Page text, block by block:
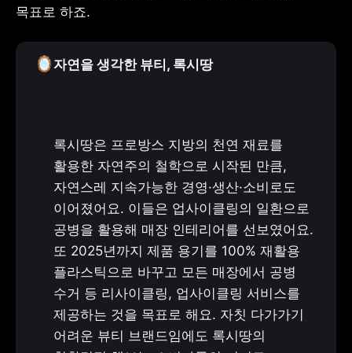
목표로 하죠.
🪞 자연을 생각한 뷰티, 록시땅
록시땅은 프로방스 지방의 천연 재료를
활용한 자연주의 철학으로 시작된 만큼,
자연스레 지속가능한 경영·생산·소비로도
이어졌어요. 이들은 업사이클링의 일환으로
공병을 활용해 매장 인테리어를 선보였어요.
또 2025년까지 제품 용기를 100% 재활용
플라스틱으로 바꾸고 모든 매장에서 공병
수거 등 리사이클링, 업사이클링 서비스를
제공하는 것을 목표로 해요. 자칫 다가가기
어려운 뷰티 브랜드임에도 록시땅의